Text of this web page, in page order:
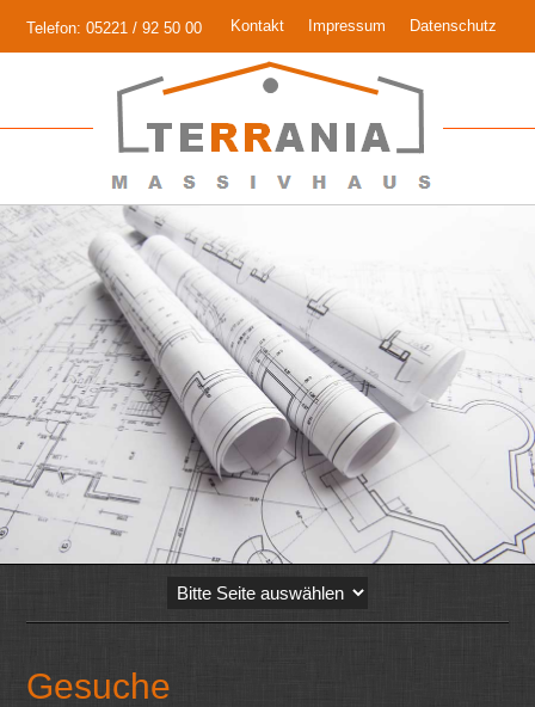
Telefon: 05221 / 92 50 00 Kontakt Impressum Datenschutz
Gesuche